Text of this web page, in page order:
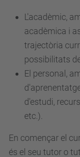
L'acadèmic,
acadèmica i
trajectòria
possibilitats
El personal,
d'estudi,
etc.).
En començar el
és el seu tutor o